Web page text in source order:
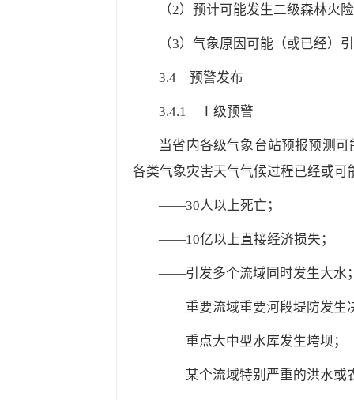
（2）预计可能发生二级森林火
（3）气象原因可能（或已经）
3.4 预警发布
3.4.1 Ⅰ级预警
当省内各级气象台站预报预测
各类气象灾害天气气候过程已经或可
——30人以上死亡；
——10亿以上直接经济损失；
——引发多个流域同时发生大水
——重要流域重要河段堤防发生
——重点大中型水库发生垮坝；
——某个流域特别严重的洪水或